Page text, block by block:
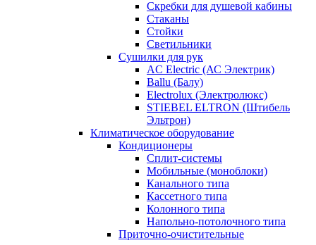
Скребки для душевой кабины
Стаканы
Стойки
Светильники
Сушилки для рук
AC Electric (АС Электрик)
Ballu (Балу)
Electrolux (Электролюкс)
STIEBEL ELTRON (Штибель
Эльтрон)
Климатическое оборудование
Кондиционеры
Сплит-системы
Мобильные (моноблоки)
Канального типа
Кассетного типа
Колонного типа
Напольно-потолочного типа
Приточно-очистительные